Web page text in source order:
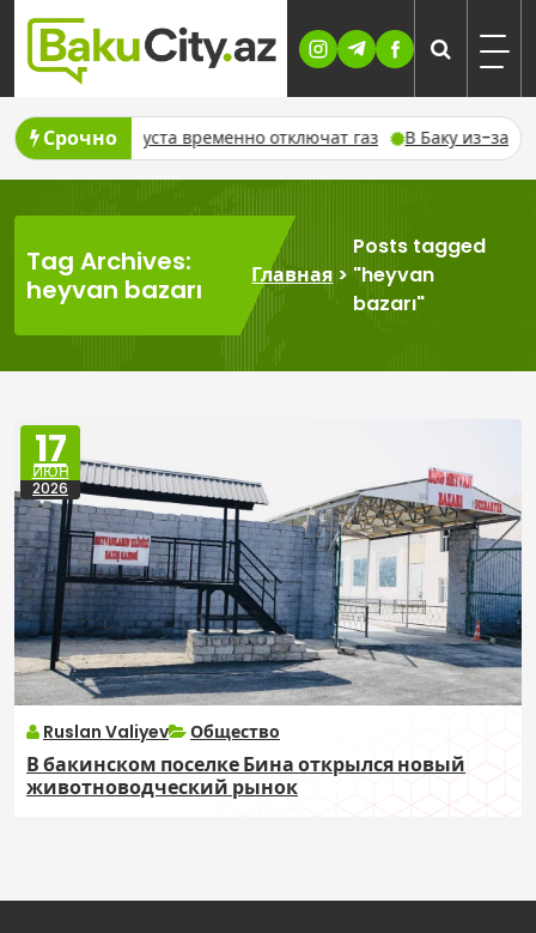
Skip
content
Срочно
7 августа временно отключат газ В Баку из-за
Tag Archives:
heyvan bazarı
Главная >
Posts tagged
"heyvan
bazarı"
17
ИЮН
2026
Ruslan Valiyev Общество
В бакинском поселке Бина открылся новый
животноводческий рынок